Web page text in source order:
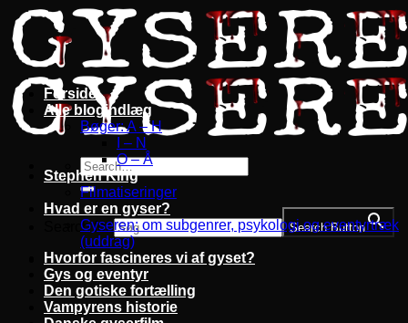
Fortsæt
til
indhold
Search for: Search Button
Forside
Alle blogindlæg
Bøger: A – H
I – N
O – Å
Stephen King
Filmatiseringer
Hvad er en gyser?
Gyseren: om subgenrer, psykologi og eventyrtræk
(uddrag)
Hvorfor fascineres vi af gyset?
Gys og eventyr
Den gotiske fortælling
Vampyrens historie